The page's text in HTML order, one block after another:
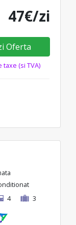
47€/zi
Oferta
taxe (si TVA)
4 3